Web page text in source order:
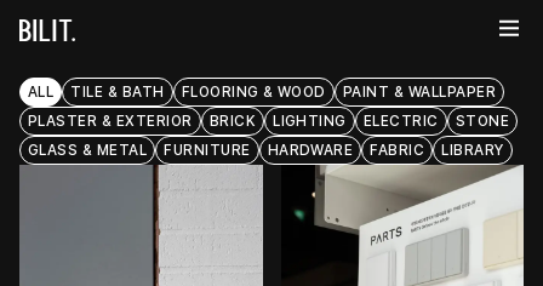
ALL TILE & BATH FLOORING & WOOD
PAINT & WALLPAPER
PLASTER & EXTERIOR
BRICK LIGHTING ELECTRIC
STONE
GLASS & METAL
FURNITURE HARDWARE FABRIC LIBRARY